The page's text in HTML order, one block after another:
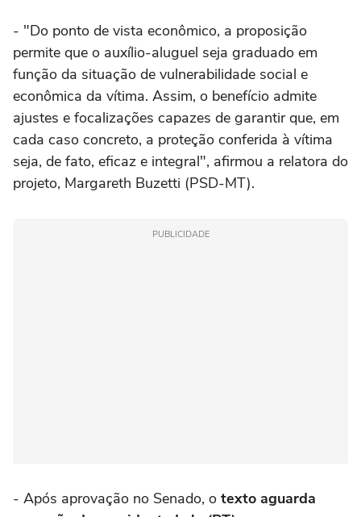
- "Do ponto de vista econômico, a proposição
permite que o auxílio-aluguel seja graduado em
função da situação de vulnerabilidade social e
econômica da vítima. Assim, o benefício admite
ajustes e focalizações capazes de garantir que, em
cada caso concreto, a proteção conferida à vítima
seja, de fato, eficaz e integral", afirmou a relatora do
projeto, Margareth Buzetti (PSD-MT).
PUBLICIDADE
- Após aprovação no Senado, o texto aguarda